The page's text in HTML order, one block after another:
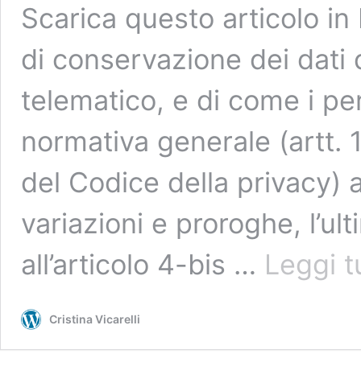
Scarica questo articolo
di conservazione dei
telematico, e di come i
normativa generale (artt.
del Codice della privacy)
variazioni e proroghe,
all’articolo 4-bis … Leggi
Cristina Vicarelli